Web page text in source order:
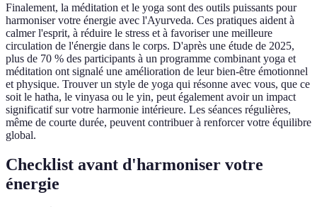
Finalement, la méditation et le yoga sont des outils puissants pour
harmoniser votre énergie avec l'Ayurveda. Ces pratiques aident à
calmer l'esprit, à réduire le stress et à favoriser une meilleure
circulation de l'énergie dans le corps. D'après une étude de 2025,
plus de 70 % des participants à un programme combinant yoga et
méditation ont signalé une amélioration de leur bien-être émotionnel
et physique. Trouver un style de yoga qui résonne avec vous, que ce
soit le hatha, le vinyasa ou le yin, peut également avoir un impact
significatif sur votre harmonie intérieure. Les séances régulières,
même de courte durée, peuvent contribuer à renforcer votre équilibre
global.
Checklist avant d'harmoniser votre
énergie